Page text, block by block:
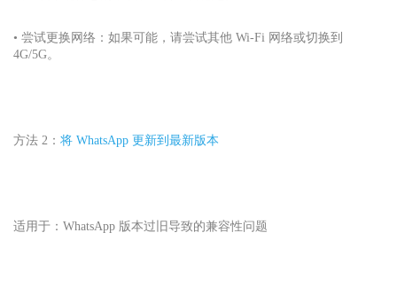
• 尝试更换网络：如果可能，请尝试其他 Wi-Fi 网络或切换到
4G/5G。
方法 2： 将 WhatsApp 更新到最新版本
适用于：WhatsApp 版本过旧导致的兼容性问题